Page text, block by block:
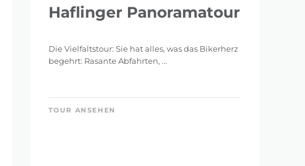
Haflinger Panoramatour
Die Vielfaltstour: Sie hat alles, was das Bikerherz
begehrt: Rasante Abfahrten, ...
TOUR ANSEHEN